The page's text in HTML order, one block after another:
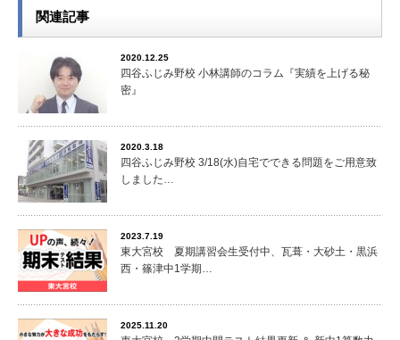
関連記事
2020.12.25
四谷ふじみ野校 小林講師のコラム『実績を上げる秘
密』
2020.3.18
四谷ふじみ野校 3/18(水)自宅でできる問題をご用意致
しました…
2023.7.19
東大宮校 夏期講習会生受付中、瓦葺・大砂土・黒浜
西・篠津中1学期…
2025.11.20